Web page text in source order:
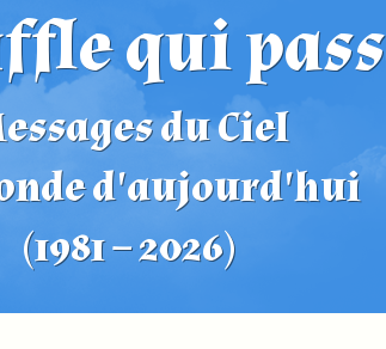
qui
du Ciel
d'aujourd'hui
(1981 – 2026)